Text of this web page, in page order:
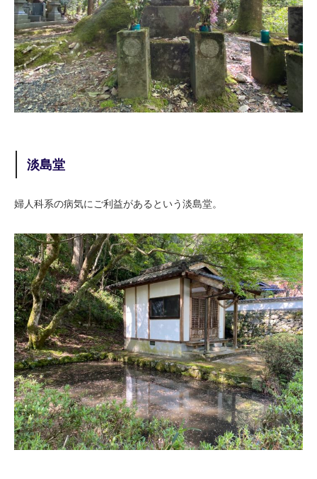
淡島堂
婦人科系の病気にご利益があるという淡島堂。